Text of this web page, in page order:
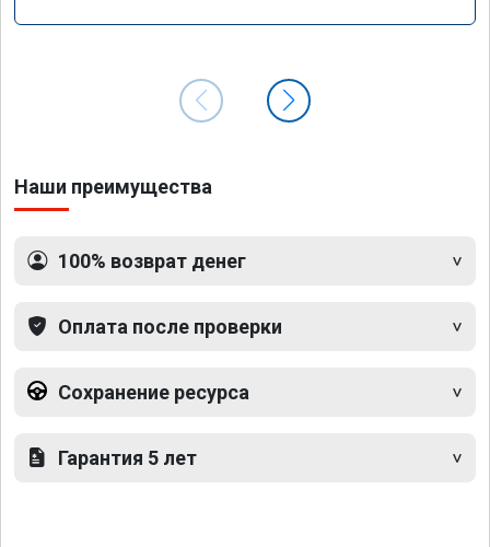
Наши преимущества
100% возврат денег
Оплата после проверки
Сохранение ресурса
Гарантия 5 лет